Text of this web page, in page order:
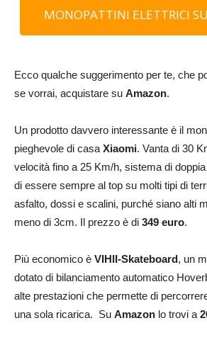
MONOPATTINI ELETTRICI
Ecco qualche suggerimento per te, che
se vorrai, acquistare su Amazon.
Un prodotto davvero interessante è il
pieghevole di casa Xiaomi. Vanta di 30
velocità fino a 25 Km/h, sistema di
di essere sempre al top su molti tipi di
asfalto, dossi e scalini, purché siano alti
meno di 3cm. Il prezzo è di 349 euro.
Più economico è VIHII-Skateboard, un
dotato di bilanciamento automatico
alte prestazioni che permette di
una sola ricarica. Su Amazon lo trovi a